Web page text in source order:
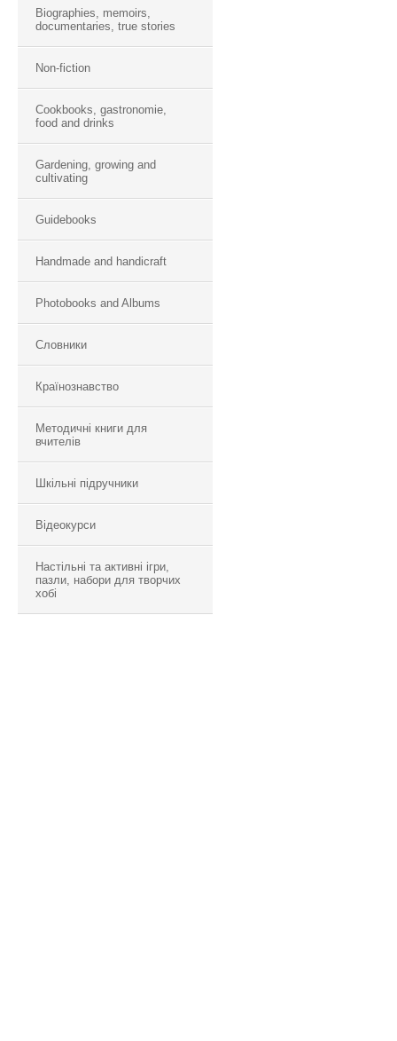
Biographies, memoirs,
documentaries, true stories
Non-fiction
Cookbooks, gastronomie,
food and drinks
Gardening, growing and
cultivating
Guidebooks
Handmade and handicraft
Photobooks and Albums
Словники
Країнознавство
Методичні книги для
вчителів
Шкільні підручники
Відеокурси
Настільні та активні ігри,
пазли, набори для творчих
хобі